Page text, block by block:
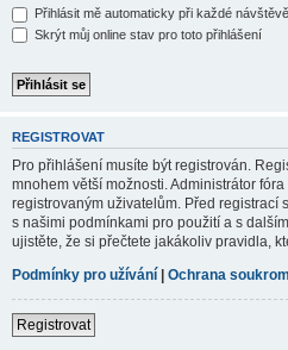
Přihlásit mě automaticky při každé návštěvě
Skrýt můj online stav pro toto přihlášení
REGISTROVAT
Pro přihlášení musíte být registrován.
mnohem větší možnosti. Administrátor
registrovaným uživatelům. Před registrací
s našimi podmínkami pro použití a s
ujistěte, že si přečtete jakákoliv pravidla,
Podmínky pro užívání | Ochrana
Registrovat